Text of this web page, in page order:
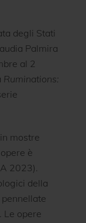
degli Stati
Palmira
al 2
Ruminations:
mostre
è
2023).
della
Le opere